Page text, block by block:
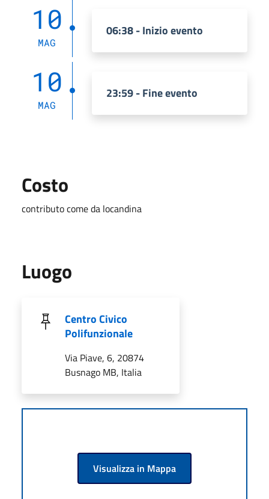
10
MAG
06:38 - Inizio evento
10
MAG
23:59 - Fine evento
Costo
contributo come da locandina
Luogo
Centro Civico
Polifunzionale
Via Piave, 6, 20874
Busnago MB, Italia
Visualizza in Mappa